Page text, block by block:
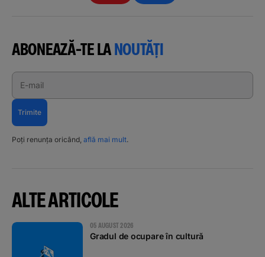
ABONEAZĂ-TE LANOUTĂȚI
E-mail
Trimite
Poți renunța oricând, află mai mult.
ALTE ARTICOLE
05 AUGUST 2026
Gradul de ocupare în cultură